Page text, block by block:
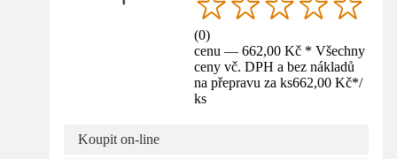
(0)
cenu — 662,00 Kč * Všechny
ceny vč. DPH a bez nákladů
na přepravu za ks662,00 Kč*/
ks
Koupit on-line